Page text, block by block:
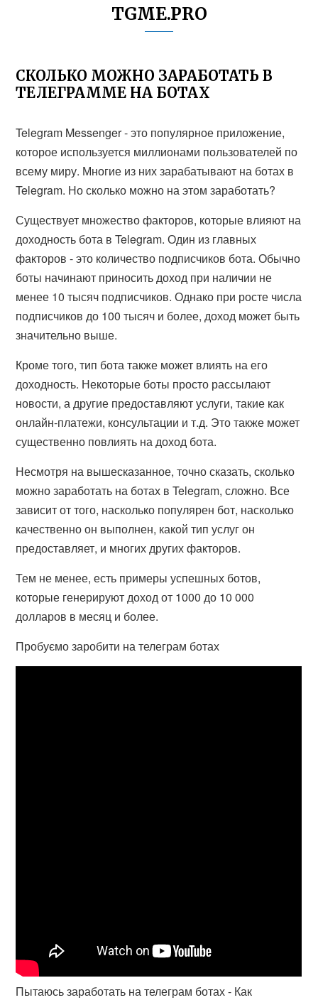
TGME.PRO
СКОЛЬКО МОЖНО ЗАРАБОТАТЬ В
ТЕЛЕГРАММЕ НА БОТАХ
Telegram Messenger - это популярное приложение,
которое используется миллионами пользователей по
всему миру. Многие из них зарабатывают на ботах в
Telegram. Но сколько можно на этом заработать?
Существует множество факторов, которые влияют на
доходность бота в Telegram. Один из главных
факторов - это количество подписчиков бота. Обычно
боты начинают приносить доход при наличии не
менее 10 тысяч подписчиков. Однако при росте числа
подписчиков до 100 тысяч и более, доход может быть
значительно выше.
Кроме того, тип бота также может влиять на его
доходность. Некоторые боты просто рассылают
новости, а другие предоставляют услуги, такие как
онлайн-платежи, консультации и т.д. Это также может
существенно повлиять на доход бота.
Несмотря на вышесказанное, точно сказать, сколько
можно заработать на ботах в Telegram, сложно. Все
зависит от того, насколько популярен бот, насколько
качественно он выполнен, какой тип услуг он
предоставляет, и многих других факторов.
Тем не менее, есть примеры успешных ботов,
которые генерируют доход от 1000 до 10 000
долларов в месяц и более.
Пробуємо заробити на телеграм ботах
Пытаюсь заработать на телеграм ботах - Как